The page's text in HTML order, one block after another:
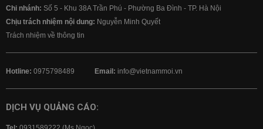
Chi nhánh: Số 5 - Khu 38A Trần Phú - Phường Ba Đình - TP. Hà Nội
Chịu trách nhiệm nội dung: Nguyễn Minh Quyết
Trách nhiệm về thông tin
Hotline: 0975798489 Email: info@vietnammoi.vn
DỊCH VỤ QUẢNG CÁO: